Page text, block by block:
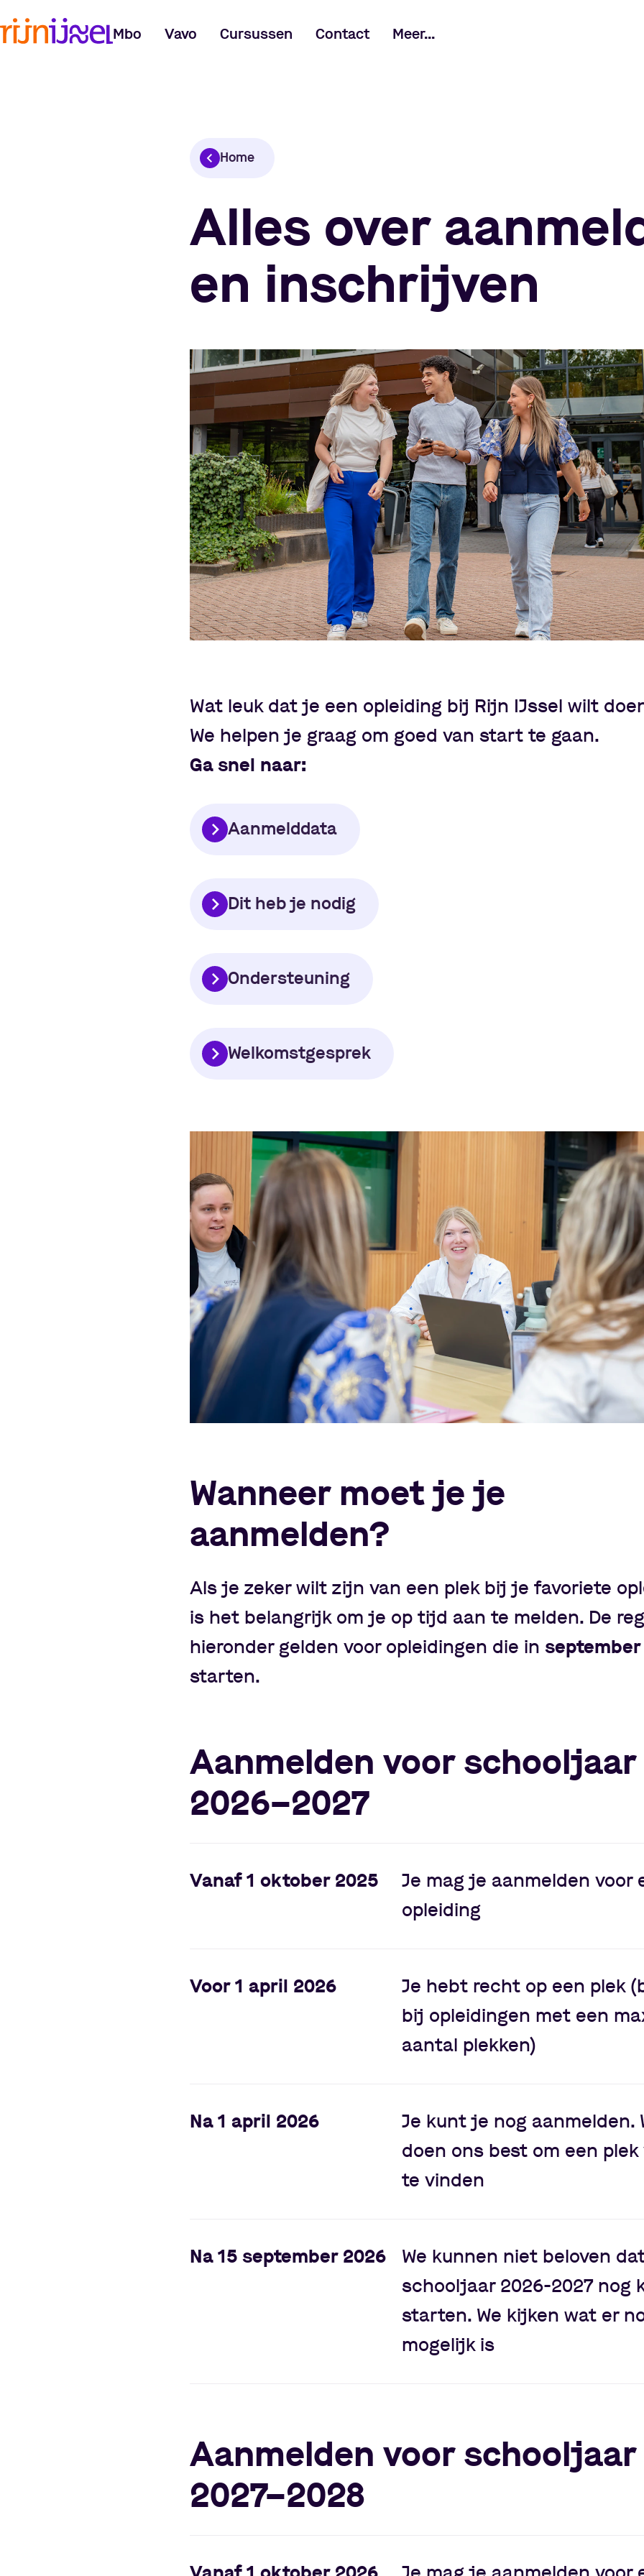
Mbo Vavo Cursussen Contact Meer...
Home
Alles over
en inschrijven
Wat leuk dat je een opleiding bij Rijn IJssel wilt
We helpen je graag om goed van start te gaan.
Ga snel naar:
Aanmelddata
Dit heb je nodig
Ondersteuning
Welkomstgesprek
Wanneer moet je je
aanmelden?
Als je zeker wilt zijn van een plek bij je favoriete
is het belangrijk om je op tijd aan te melden. De
hieronder gelden voor opleidingen die in september
starten.
Aanmelden voor schooljaar
2026–2027
Vanaf 1 oktober 2025
Je mag je aanmelden voor
opleiding
Voor 1 april 2026
Je hebt recht op een plek
bij opleidingen met een
aantal plekken)
Na 1 april 2026
Je kunt je nog aanmelden.
doen ons best om een plek
te vinden
Na 15 september 2026
We kunnen niet beloven
schooljaar 2026-2027 nog
starten. We kijken wat er
mogelijk is
Aanmelden voor schooljaar
2027–2028